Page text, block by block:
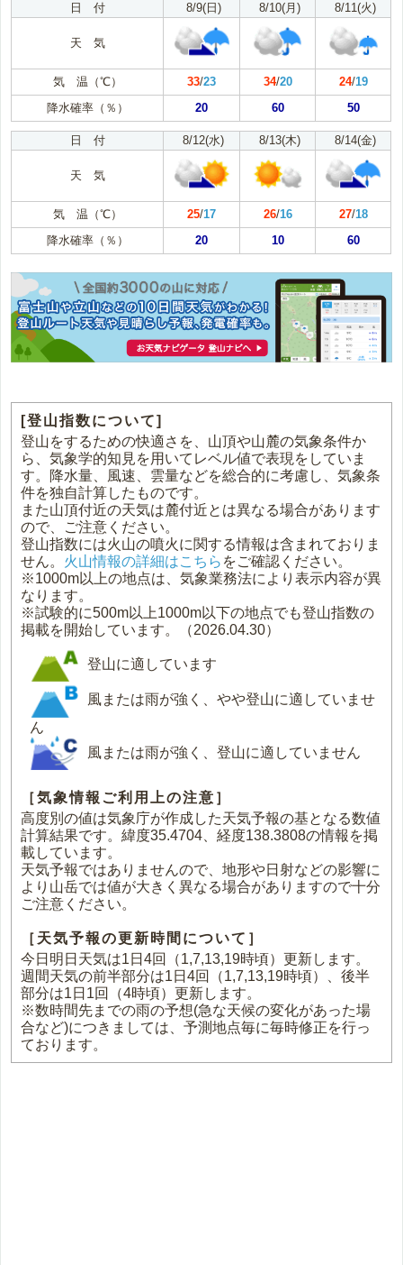
日 付
8/9(日) 8/10(月) 8/11(火)
天 気
気 温（℃） 33/23 34/20 24/19
降水確率（％）
20 60 50
日 付 8/12(水) 8/13(木) 8/14(金)
天 気
気 温（℃） 25/17 26/16 27/18
降水確率（％）
20 10 60
[登山指数について]
登山をするための快適さを、山頂や山麓の気象条件か
ら、気象学的知見を用いてレベル値で表現をしていま
す。降水量、風速、雲量などを総合的に考慮し、気象条
件を独自計算したものです。
また山頂付近の天気は麓付近とは異なる場合があります
ので、ご注意ください。
登山指数には火山の噴火に関する情報は含まれておりま
せん。 火山情報の詳細はこちら をご確認ください。
※1000m以上の地点は、気象業務法により表示内容が異
なります。
※試験的に500m以上1000m以下の地点でも登山指数の
掲載を開始しています。（2026.04.30）
登山に適しています
風または雨が強く、やや登山に適していませ
ん
風または雨が強く、登山に適していません
［気象情報ご利用上の注意］
高度別の値は気象庁が作成した天気予報の基となる数値
計算結果です。緯度35.4704、経度138.3808の情報を掲
載しています。
天気予報ではありませんので、地形や日射などの影響に
より山岳では値が大きく異なる場合がありますので十分
ご注意ください。
［天気予報の更新時間について］
今日明日天気は1日4回（1,7,13,19時頃）更新します。
週間天気の前半部分は1日4回（1,7,13,19時頃）、後半
部分は1日1回（4時頃）更新します。
※数時間先までの雨の予想(急な天候の変化があった場
合など)につきましては、予測地点毎に毎時修正を行っ
ております。